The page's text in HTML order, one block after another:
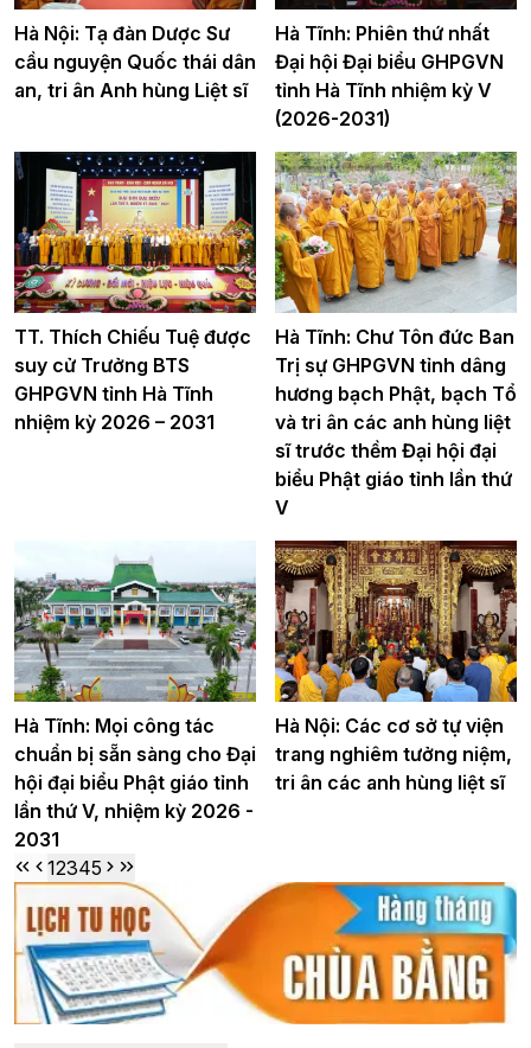
Hà Nội: Tạ đàn Dược Sư
cầu nguyện Quốc thái dân
an, tri ân Anh hùng Liệt sĩ
Hà Tĩnh: Phiên thứ nhất
Đại hội Đại biểu GHPGVN
tỉnh Hà Tĩnh nhiệm kỳ V
(2026-2031)
TT. Thích Chiếu Tuệ được
suy cử Trưởng BTS
GHPGVN tỉnh Hà Tĩnh
nhiệm kỳ 2026 – 2031
Hà Tĩnh: Chư Tôn đức Ban
Trị sự GHPGVN tỉnh dâng
hương bạch Phật, bạch Tổ
và tri ân các anh hùng liệt
sĩ trước thềm Đại hội đại
biểu Phật giáo tỉnh lần thứ
V
Hà Tĩnh: Mọi công tác
chuẩn bị sẵn sàng cho Đại
hội đại biểu Phật giáo tỉnh
lần thứ V, nhiệm kỳ 2026 -
2031
Hà Nội: Các cơ sở tự viện
trang nghiêm tưởng niệm,
tri ân các anh hùng liệt sĩ
12345